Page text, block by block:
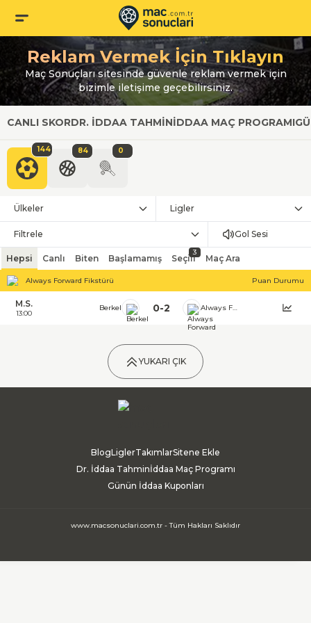
Reklam Vermek İçin Tıklayın
Maç Sonuçları sitesinde güvenle reklam vermek için
bizimle iletişime geçebilirsiniz.
CANLI SKORDR. İDDAA TAHMINİDDAA MAÇ PROGRAMI
144 84 0
Ülkeler Ligler
Filtrele Gol Sesi
Hepsi Canlı Biten Başlamamış Seçili
3
Maç Ara
Always Forward Fikstürü Puan Durumu
M.S.
13:00
Berkel 0-2 Always Forward
YUKARI ÇIK
BlogLiglerTakımlarSitene Ekle
Dr. İddaa Tahminİddaa Maç Programı
Günün İddaa Kuponları
www.macsonuclari.com.tr - Tüm Hakları Saklıdır